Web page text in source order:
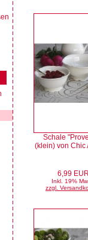
Schale
(klein) von Chic
6,99 EUR
Inkl. 19%
zzgl.